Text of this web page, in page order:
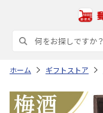
ホーム ギフトストア